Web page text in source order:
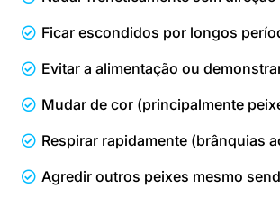
Ficar escondidos por longos
Evitar a alimentação ou
Mudar de cor (principalmente
Respirar rapidamente (brânquias
Agredir outros peixes mesmo